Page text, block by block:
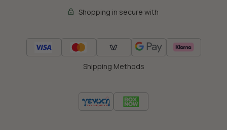
Shopping in secure with
Shipping Methods